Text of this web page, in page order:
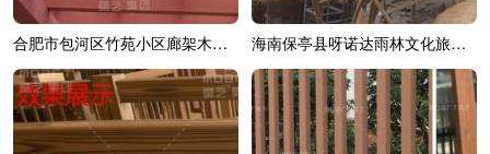
合肥市包河区竹苑小区廊架木纹漆效果展示 海南保亭县呀诺达雨林文化旅游区综合造...